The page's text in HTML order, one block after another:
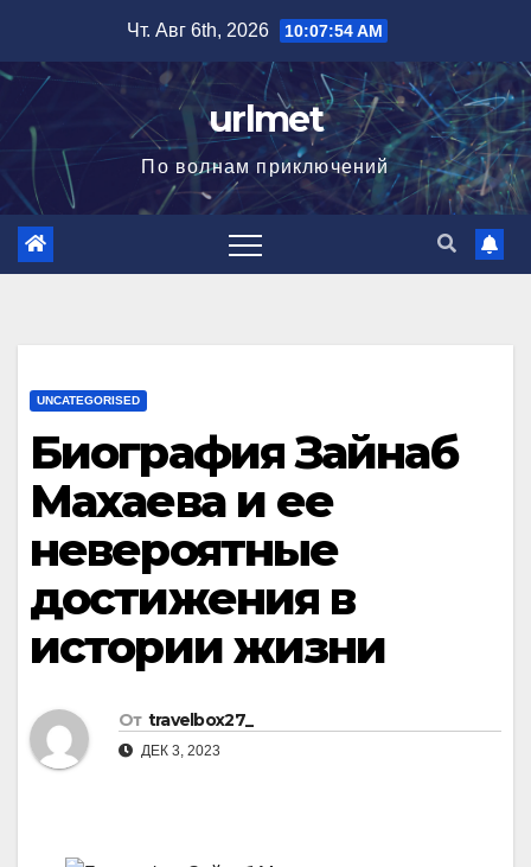
содержимому
Чт. Авг 6th, 2026 10:07:55 AM
urlmet
По волнам приключений
UNCATEGORISED
Биография Зайнаб
Махаева и ее
невероятные
достижения в
истории жизни
От travelbox27_
ДЕК 3, 2023